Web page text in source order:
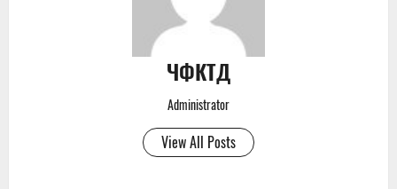
ЧФКТД
Administrator
View All Posts